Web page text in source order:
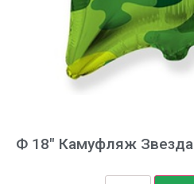
Ф 18″ Камуфляж Звезда